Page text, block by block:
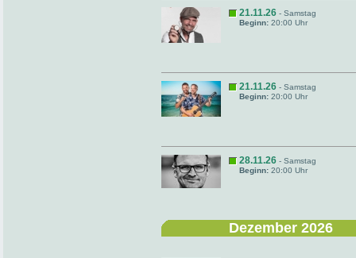
21.11.26 - Samstag
Beginn: 20:00 Uhr
21.11.26 - Samstag
Beginn: 20:00 Uhr
28.11.26 - Samstag
Beginn: 20:00 Uhr
Dezember 2026